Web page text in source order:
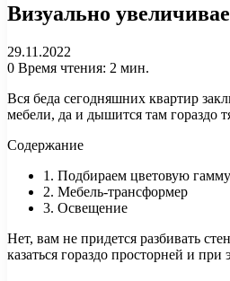
Визуально
29.11.2022
0 Время чтения: 2 мин.
Вся беда сегодняшних квартир
мебели, да и дышится там
Содержание
1. Подбираем цветовую гамму
2. Мебель-трансформер
3. Освещение
Нет, вам не придется разбивать
казаться гораздо просторней и